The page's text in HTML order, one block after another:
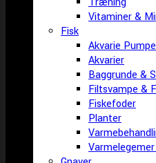
Vitaminer &
Fisk
Akvarie
Akvarier
Baggrunde &
Filtsvampe &
Fiskefoder
Planter